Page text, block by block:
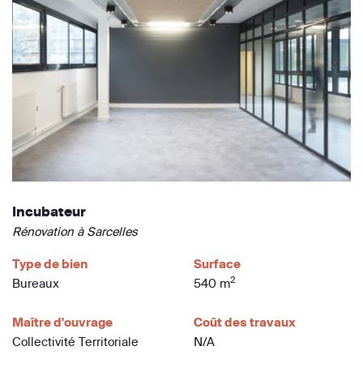
Incubateur
Rénovation à Sarcelles
Type de bien
Bureaux
Surface
540 m2
Maître d'ouvrage
Collectivité Territoriale
Coût des travaux
N/A